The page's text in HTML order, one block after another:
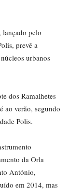
lançado pelo
prevê a
urbanos
dos Ramalhetes
ao verão, segundo
Polis.
da Orla
António,
em 2014, mas